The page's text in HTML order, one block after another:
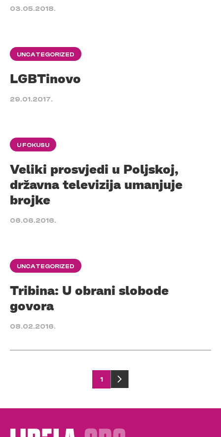
03.05.2018.
UNCATEGORIZED
LGBTinovo
29.01.2017.
U FOKUSU
Veliki prosvjedi u Poljskoj,
državna televizija umanjuje
brojke
06.06.2016.
UNCATEGORIZED
Tribina: U obrani slobode
govora
08.02.2016.
pagination
1